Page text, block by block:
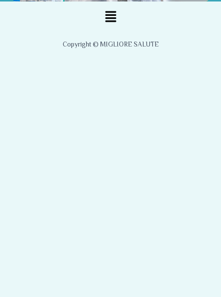
Menu
Copyright © MIGLIORE SALUTE